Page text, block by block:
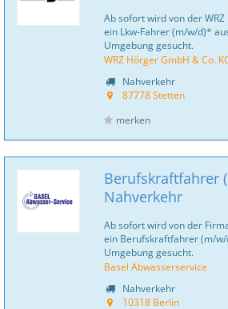
Ab sofort wird von der
ein Lkw-Fahrer (m/w/d)*
Umgebung gesucht.
WRZ Hörger GmbH & Co.
Nahverkehr
87778 Stetten
merken
Berufskraftfahrer
Nahverkehr
Ab sofort wird von der
ein Berufskraftfahrer (m/
Umgebung gesucht.
Basel Abwasserservice
Nahverkehr
10318 Berlin